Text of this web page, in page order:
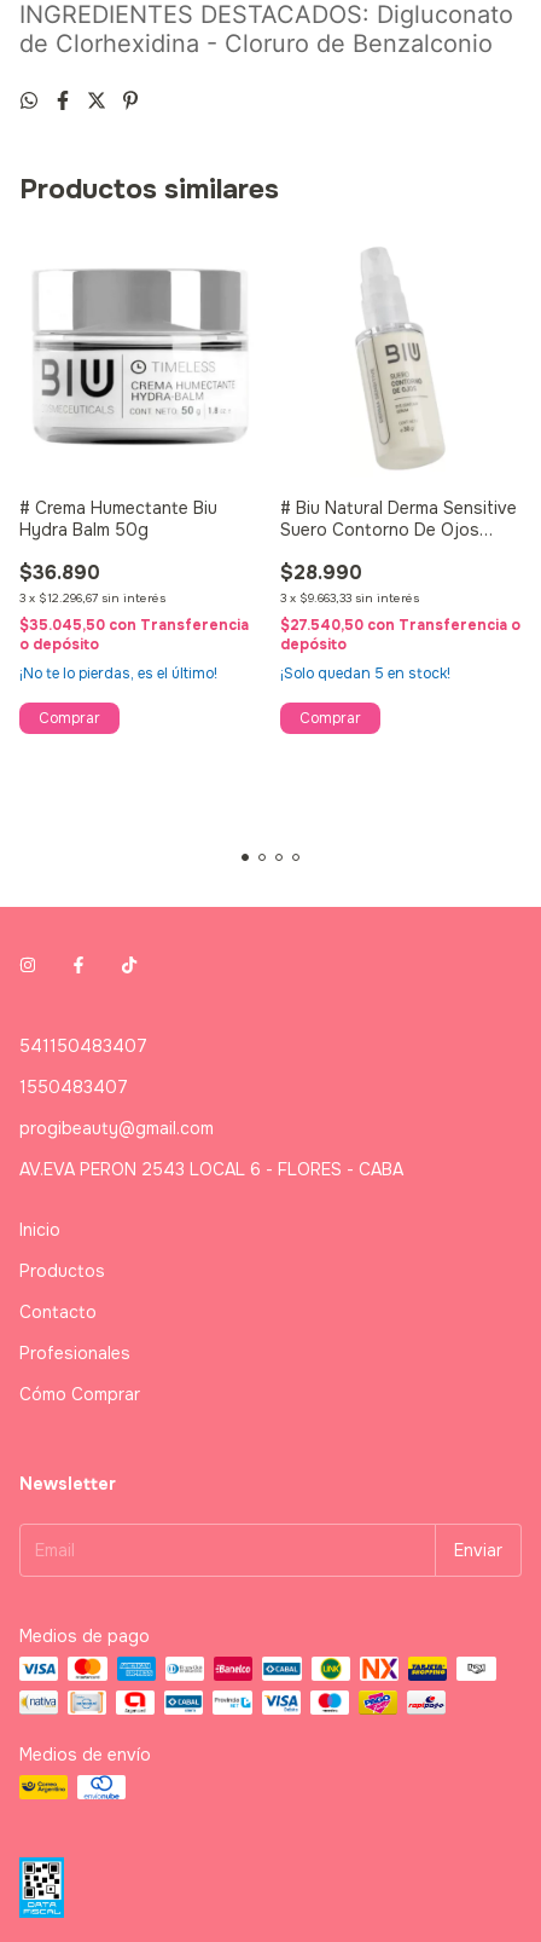
INGREDIENTES DESTACADOS: Digluconato
de Clorhexidina - Cloruro de Benzalconio
Productos similares
# Crema Humectante Biu
Hydra Balm 50g
$36.890
3 x $12.296,67 sin interés
$35.045,50 con Transferencia
o depósito
¡No te lo pierdas, es el último!
# Biu Natural Derma Sensitive
Suero Contorno De Ojos
$28.990
3 x $9.663,33 sin interés
$27.540,50 con Transferencia o
depósito
¡Solo quedan 5 en stock!
541150483407
1550483407
progibeauty@gmail.com
AV.EVA PERON 2543 LOCAL 6 - FLORES - CABA
Inicio
Productos
Contacto
Profesionales
Cómo Comprar
Newsletter
Medios de pago
Medios de envío